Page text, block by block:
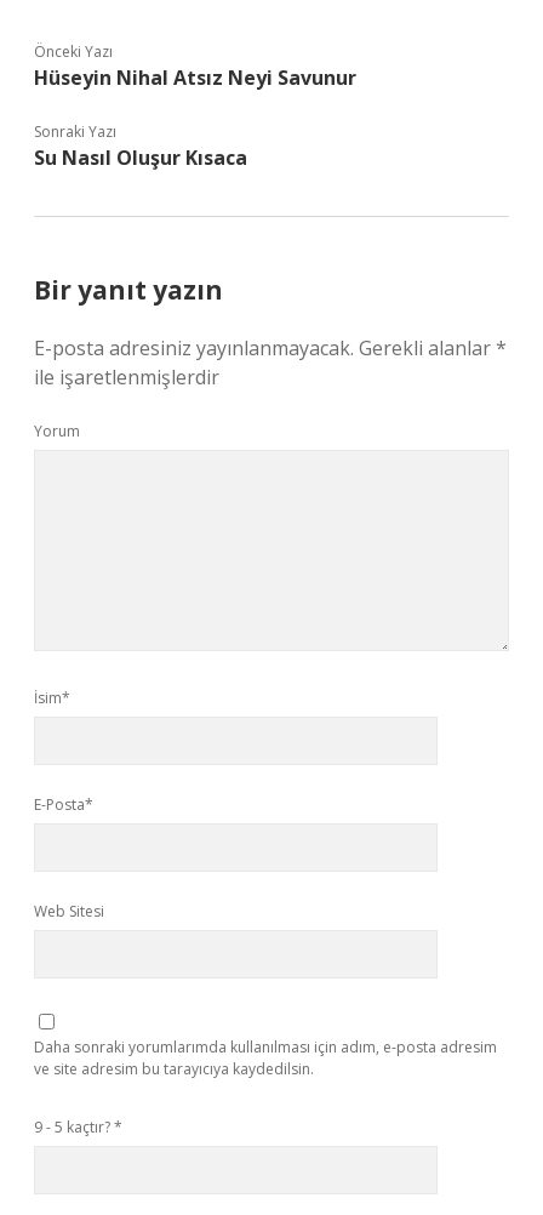
Önceki Yazı
Hüseyin Nihal Atsız Neyi Savunur
Sonraki Yazı
Su Nasıl Oluşur Kısaca
Bir yanıt yazın
E-posta adresiniz yayınlanmayacak. Gerekli alanlar*
ile işaretlenmişlerdir
Yorum
İsim*
E-Posta*
Web Sitesi
Daha sonraki yorumlarımda kullanılması için adım, e-posta adresim
ve site adresim bu tarayıcıya kaydedilsin.
9 - 5 kaçtır?*